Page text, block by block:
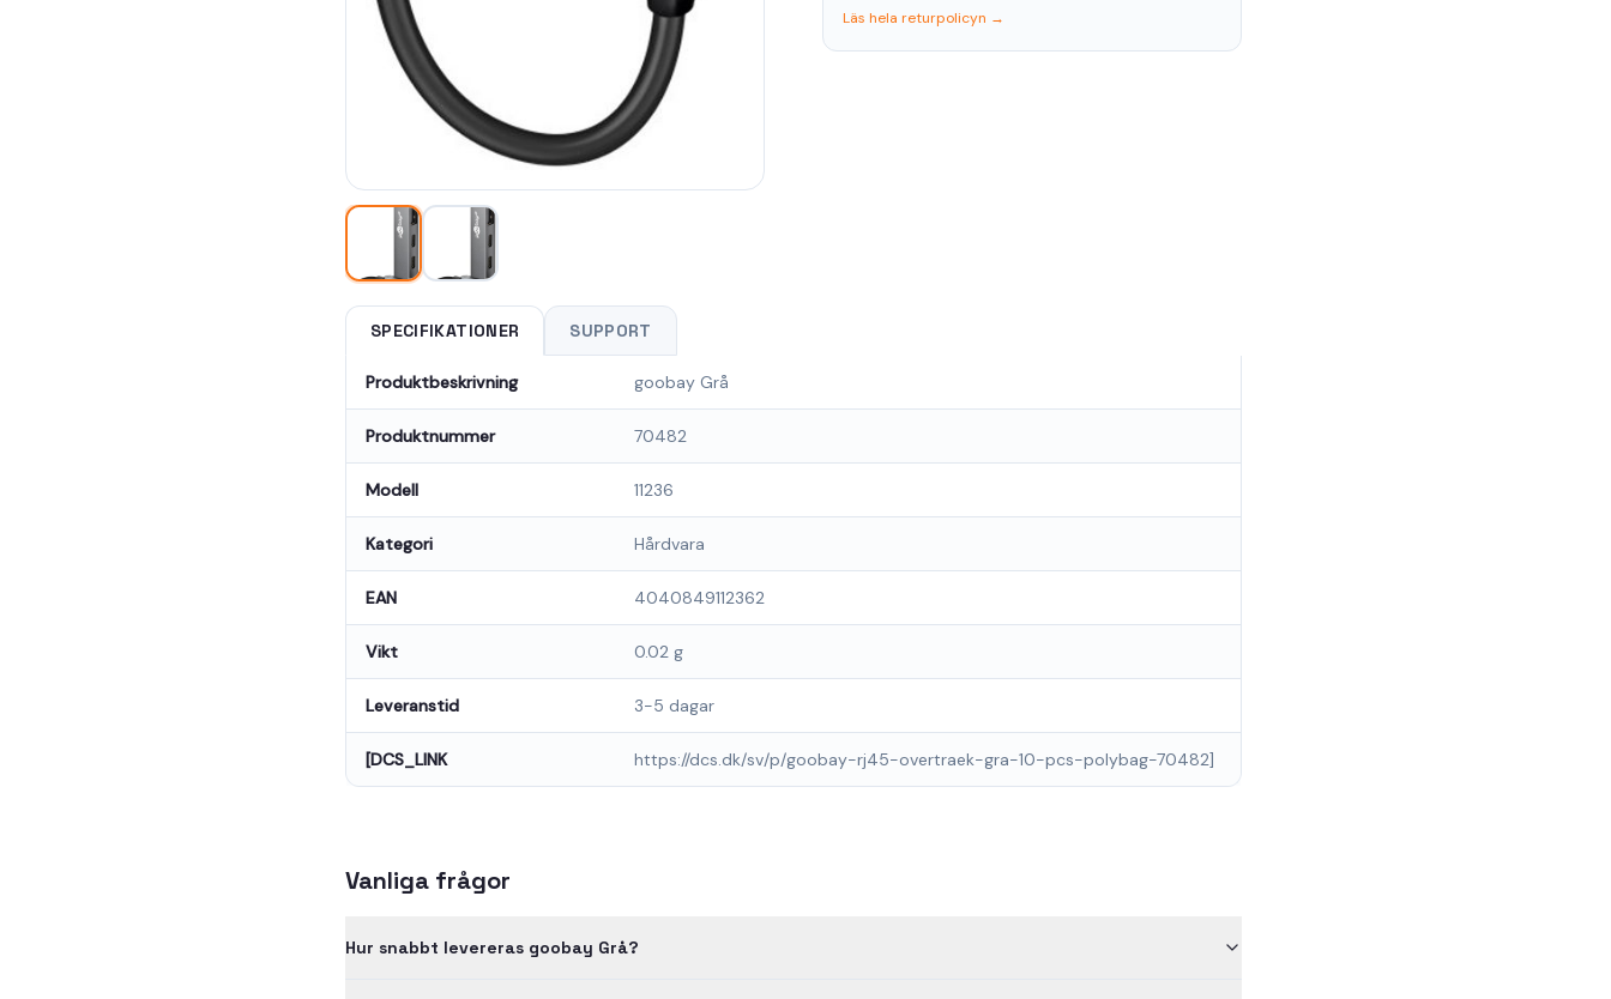
Läs hela returpolicyn →
SPECIFIKATIONER SUPPORT
Produktbeskrivning goobay Grå
Produktnummer 70482
Modell 11236
Kategori Hårdvara
EAN 4040849112362
Vikt 0.02 g
Leveranstid 3-5 dagar
[DCS_LINK https://dcs.dk/sv/p/goobay-rj45-overtraek-gra-10-pcs-polybag-70482]
Vanliga frågor
Hur snabbt levereras goobay Grå?